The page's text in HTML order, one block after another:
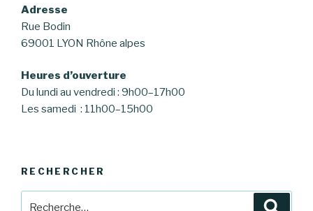
Adresse
Rue Bodin
69001 LYON Rhône alpes
Heures d’ouverture
Du lundi au vendredi : 9h00–17h00
Les samedi : 11h00–15h00
RECHERCHER